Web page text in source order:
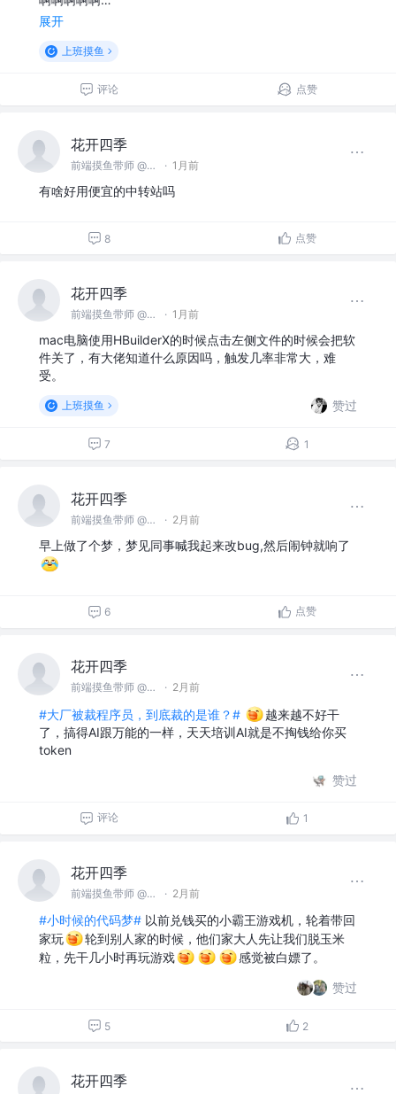
展开
上班摸鱼
评论 点赞
花开四季
前端摸鱼带师 @名不见经传沙雕公司 · 1月前
有啥好用便宜的中转站吗
8 点赞
花开四季
前端摸鱼带师 @名不见经传沙雕公司 · 1月前
mac电脑使用HBuilderX的时候点击左侧文件的时候会把软
件关了，有大佬知道什么原因吗，触发几率非常大，难
受。
上班摸鱼 赞过
7 1
花开四季
前端摸鱼带师 @名不见经传沙雕公司 · 2月前
早上做了个梦，梦见同事喊我起来改bug,然后闹钟就响了
6 点赞
花开四季
前端摸鱼带师 @名不见经传沙雕公司 · 2月前
#大厂被裁程序员，到底裁的是谁？#
越来越不好干
了，搞得AI跟万能的一样，天天培训AI就是不掏钱给你买
token
赞过
评论 1
花开四季
前端摸鱼带师 @名不见经传沙雕公司 · 2月前
#小时候的代码梦# 以前兑钱买的小霸王游戏机，轮着带回
家玩
轮到别人家的时候，他们家大人先让我们脱玉米
粒，先干几小时再玩游戏
感觉被白嫖了。
赞过
5 2
花开四季